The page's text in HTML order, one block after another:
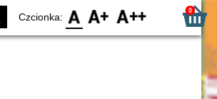
Czcionka: F0 F1 F2 0